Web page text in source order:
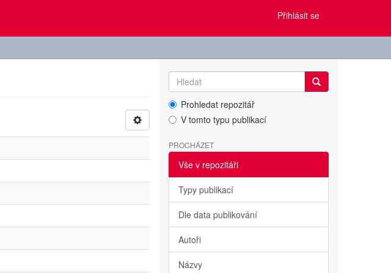
Přihlásit se
Prohledat repozitář
V tomto typu publikací
PROCHÁZET
Vše v repozitáři
Typy publikací
Dle data publikování
Autoři
Názvy